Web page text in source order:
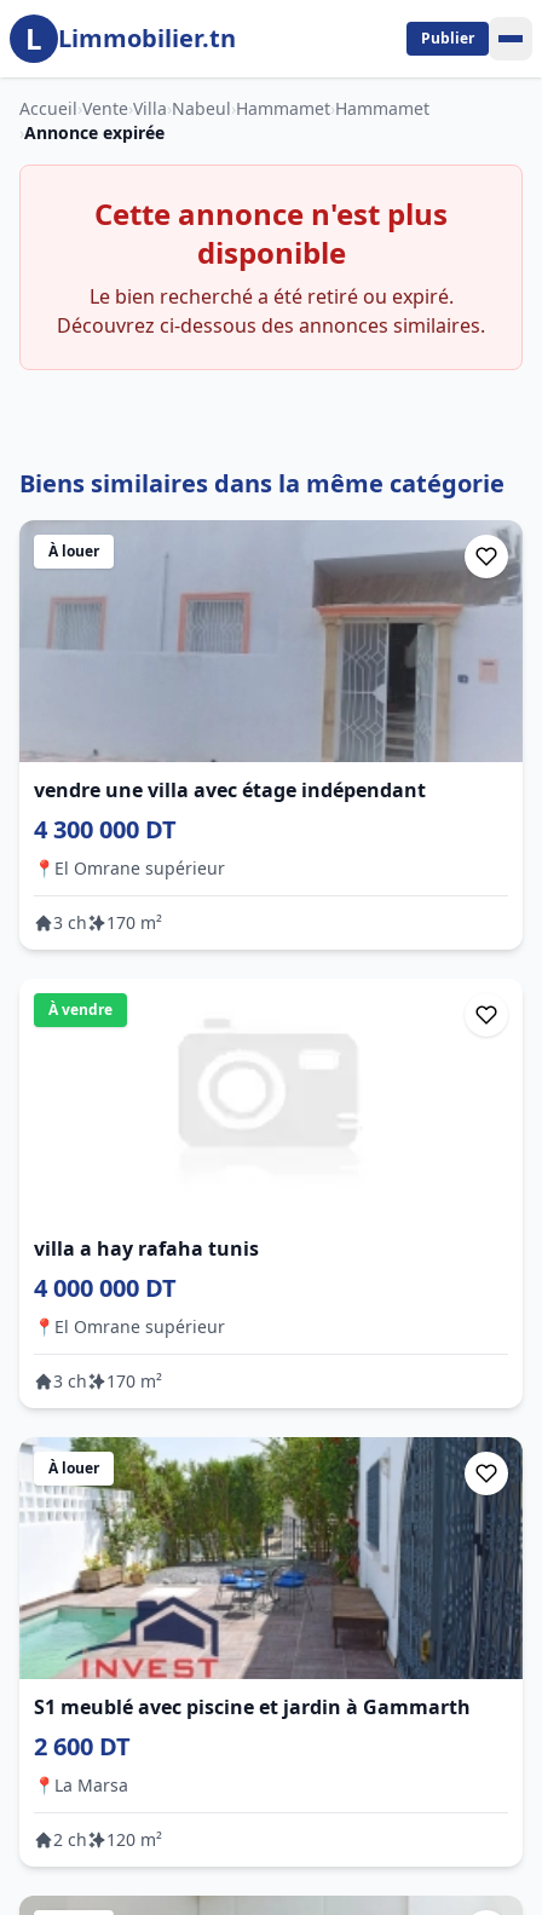
Aller au contenu principal
L Limmobilier.tn Publier
Accueil›Vente›Villa›Nabeul›Hammamet›Hammamet
›Annonce expirée
Cette annonce n'est plus
disponible
Le bien recherché a été retiré ou expiré.
Découvrez ci-dessous des annonces similaires.
Biens similaires dans la même catégorie
À louer
vendre une villa avec étage indépendant
4 300 000 DT
📍 El Omrane supérieur
3 ch 170 m²
À vendre
villa a hay rafaha tunis
4 000 000 DT
📍 El Omrane supérieur
3 ch 170 m²
À louer
S1 meublé avec piscine et jardin à Gammarth
2 600 DT
📍 La Marsa
2 ch 120 m²